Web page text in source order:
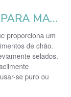
CERA ACRÍLICA AMARELA PARA MADEIRAS MEDIROLO 5 LT
proporciona um
de chão.
selados.
se puro ou